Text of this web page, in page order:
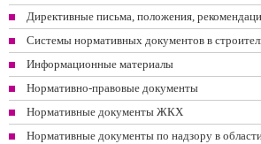
Директивные письма, положения,
Системы нормативных документов в
Информационные материалы
Нормативно-правовые документы
Нормативные документы ЖКХ
Нормативные документы по надзору в